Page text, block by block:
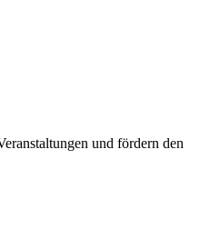
und fördern den